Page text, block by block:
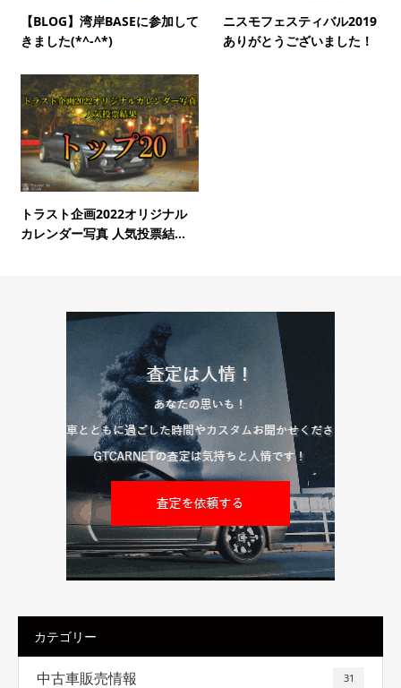
【BLOG】湾岸BASEに参加して
きました(*^-^*)
ニスモフェスティバル2019
ありがとうございました！
トラスト企画2022オリジナル
カレンダー写真 人気投票結...
カテゴリー
中古車販売情報 31